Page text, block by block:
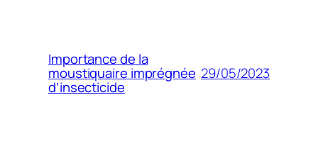
Importance de la
moustiquaire imprégnée
d’insecticide
29/05/2023